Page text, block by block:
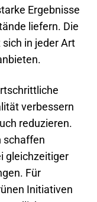
Ergebnisse
liefern. Die
in jeder Art
verbessern
reduzieren.
schaffen
gleichzeitiger
Für
Initiativen